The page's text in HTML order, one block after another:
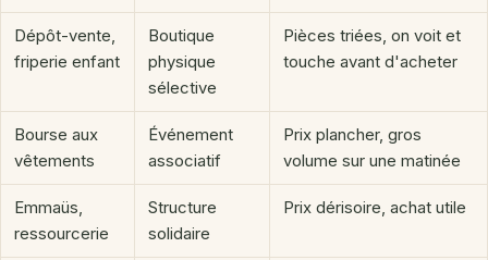
Dépôt-vente,
friperie enfant
Boutique
physique
sélective
Pièces triées, on voit et
touche avant d'acheter
Bourse aux
vêtements
Événement
associatif
Prix plancher, gros
volume sur une matinée
Emmaüs,
ressourcerie
Structure
solidaire
Prix dérisoire, achat utile